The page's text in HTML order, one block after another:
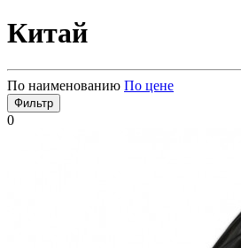
Китай
По наименованию По цене
Фильтр
0